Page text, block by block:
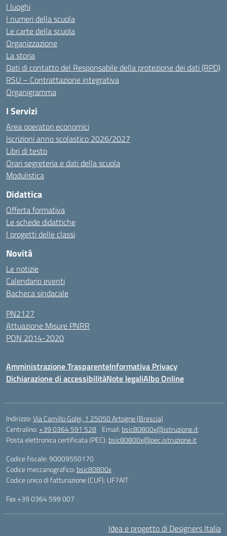
I luoghi
I numeri della scuola
Le carte della scuola
Organizzazione
La storia
Dati di contatto del Responsabile della protezione dei dati (RPD)
RSU – Contrattazione integrativa
Organigramma
I Servizi
Area operatori economici
Iscrizioni anno scolastico 2026/2027
Libri di testo
Orari segreteria e dati della scuola
Modulistica
Didattica
Offerta formativa
Le schede didattiche
I progetti delle classi
Novità
Le notizie
Calendario eventi
Bacheca sindacale
PN2127
Attuazione Misure PNRR
PON 2014-2020
Amministrazione TrasparenteInformativa Privacy
Dichiarazione di accessibilitàNote legaliAlbo Online
Indirizzo:Via Camillo Golgi, 1 25050 Artogne (Brescia)
Centralino:+39 0364 591 528 Email: bsic80800x@istruzione.it
Posta elettronica certificata (PEC): bsic80800x@pec.istruzione.it
Codice fiscale: 90009550170
Codice meccanografico: bsic80800x
Codice unico di fatturazione (CUF): UF7AIT
Fax +39 0364 599 007
Idea e progetto di Designers Italia